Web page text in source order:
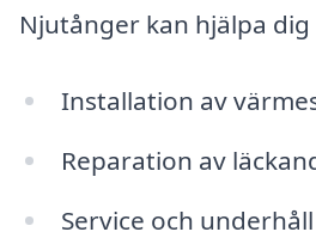
Njutånger kan hjälpa dig
Installation av
Reparation av
Service och